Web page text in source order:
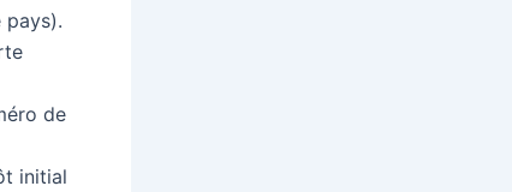
pays).
de
initial